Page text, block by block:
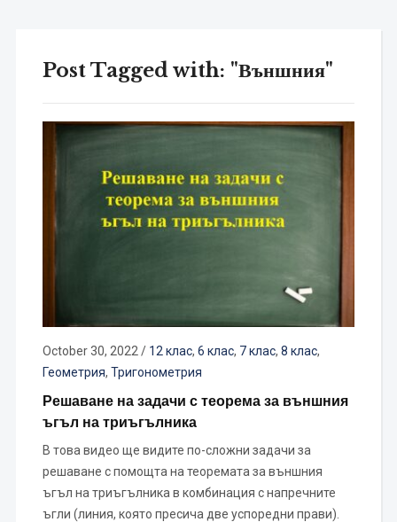
Post Tagged with: "Външния"
October 30, 2022 / 12 клас, 6 клас, 7 клас, 8 клас,
Геометрия, Тригонометрия
Решаване на задачи с теорема за външния
ъгъл на триъгълника
В това видео ще видите по-сложни задачи за
решаване с помощта на теоремата за външния
ъгъл на триъгълника в комбинация с напречните
ъгли (линия, която пресича две успоредни прави).